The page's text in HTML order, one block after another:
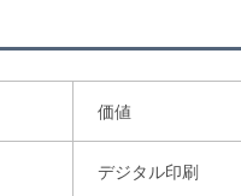
価値
デジタル印刷